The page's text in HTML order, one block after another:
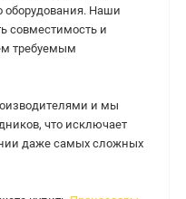
оборудования. Наши
совместимость и
требуемым
и мы
что исключает
даже самых сложных